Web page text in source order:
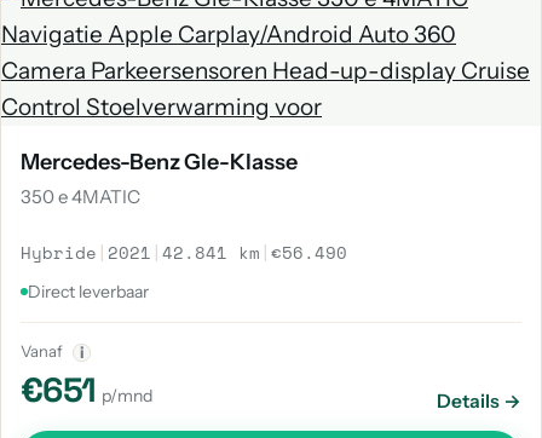
Mercedes-Benz Gle-Klasse
350 e 4MATIC
Hybride | 2021 |42.841 km |€56.490
Direct leverbaar
Vanaf i
€651 p/mnd Details →